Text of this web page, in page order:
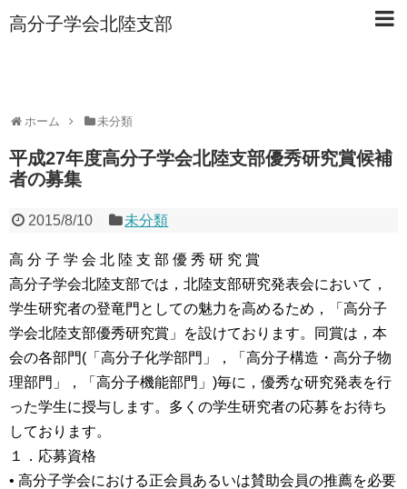
高分子学会北陸支部
ホーム 未分類
平成27年度高分子学会北陸支部優秀研究賞候補
者の募集
2015/8/10 未分類
高 分 子 学 会 北 陸 支 部 優 秀 研 究 賞
高分子学会北陸支部では，北陸支部研究発表会において，
学生研究者の登竜門としての魅力を高めるため，「高分子
学会北陸支部優秀研究賞」を設けております。同賞は，本
会の各部門(「高分子化学部門」，「高分子構造・高分子物
理部門」，「高分子機能部門」)毎に，優秀な研究発表を行
った学生に授与します。多くの学生研究者の応募をお待ち
しております。
１．応募資格
• 高分子学会における正会員あるいは賛助会員の推薦を必要